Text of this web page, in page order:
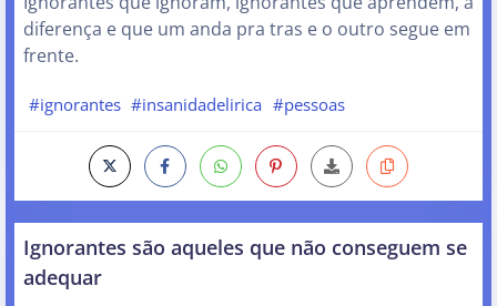
diferença e que um anda pra tras e o outro segue em
frente.
#ignorantes #insanidadelirica #pessoas
Ignorantes são aqueles que não conseguem se
adequar